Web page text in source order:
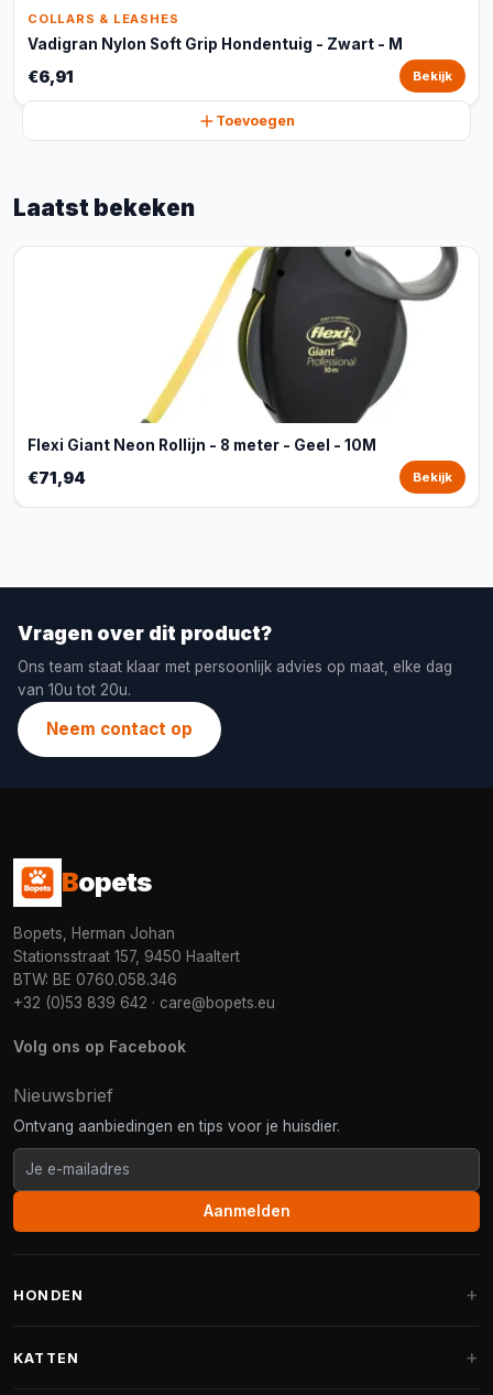
COLLARS & LEASHES
Vadigran Nylon Soft Grip Hondentuig - Zwart - M
€6,91 Bekijk
Toevoegen
Laatst bekeken
Flexi Giant Neon Rollijn - 8 meter - Geel - 10M
€71,94 Bekijk
Vragen over dit product?
Ons team staat klaar met persoonlijk advies op maat, elke dag
van 10u tot 20u.
Neem contact op
Bopets
Bopets, Herman Johan
Stationsstraat 157, 9450 Haaltert
BTW: BE 0760.058.346
+32 (0)53 839 642 · care@bopets.eu
Volg ons op Facebook
Nieuwsbrief
Ontvang aanbiedingen en tips voor je huisdier.
Aanmelden
HONDEN
KATTEN